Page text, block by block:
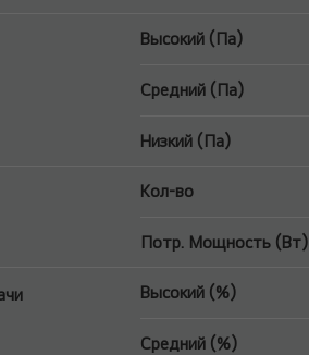
Высокий (Па)
Средний (Па)
Низкий (Па)
Кол-во
Потр. Мощность (Вт)
Высокий (%)
Средний (%)